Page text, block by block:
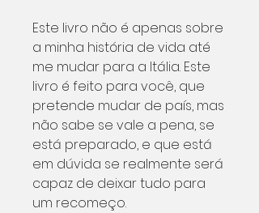
Este livro não é apenas sobre
a minha história de vida até
me mudar para a Itália. Este
livro é feito para você, que
pretende mudar de país, mas
não sabe se vale a pena, se
está preparado, e que está
em dúvida se realmente será
capaz de deixar tudo para
um recomeço.